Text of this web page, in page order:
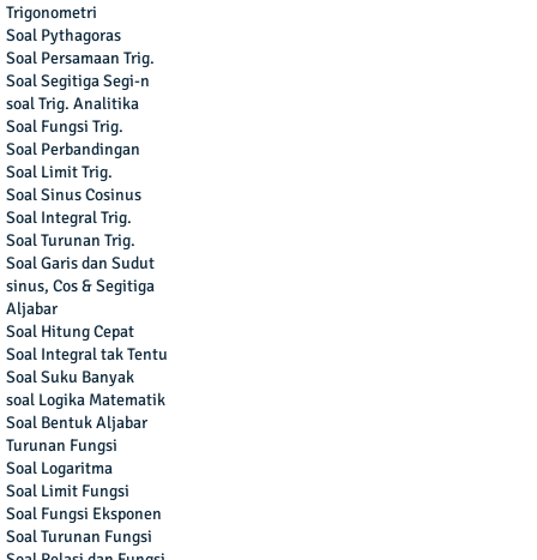
Trigonometri
Soal Pythagoras
Soal Persamaan Trig.
Soal Segitiga Segi-n
soal Trig. Analitika
Soal Fungsi Trig.
Soal Perbandingan
Soal Limit Trig.
Soal Sinus Cosinus
Soal Integral Trig.
Soal Turunan Trig.
Soal Garis dan Sudut
sinus, Cos & Segitiga
Aljabar
Soal Hitung Cepat
Soal Integral tak Tentu
Soal Suku Banyak
soal Logika Matematik
Soal Bentuk Aljabar
Turunan Fungsi
Soal Logaritma
Soal Limit Fungsi
Soal Fungsi Eksponen
Soal Turunan Fungsi